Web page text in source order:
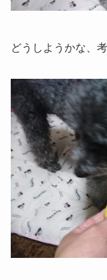
どうしようかな、